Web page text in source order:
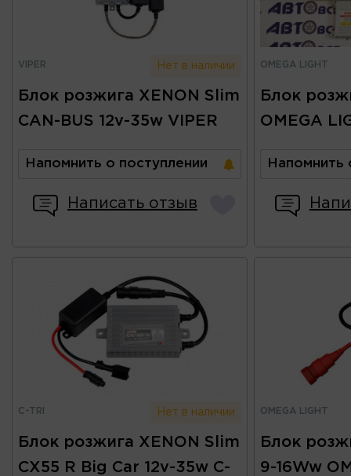
VIPER Нет в наличии
Блок розжига XENON Slim
CAN-BUS 12v-35w VIPER
Напомнить о поступлении
Написать отзыв
OMEGA LIGHT
Блок
OMEGA
Напомнить
C-TRI Нет в наличии
Блок розжига XENON Slim
CX55 R Big Car 12v-35w C-
OMEGA LIGHT
Блок
9-16Ww